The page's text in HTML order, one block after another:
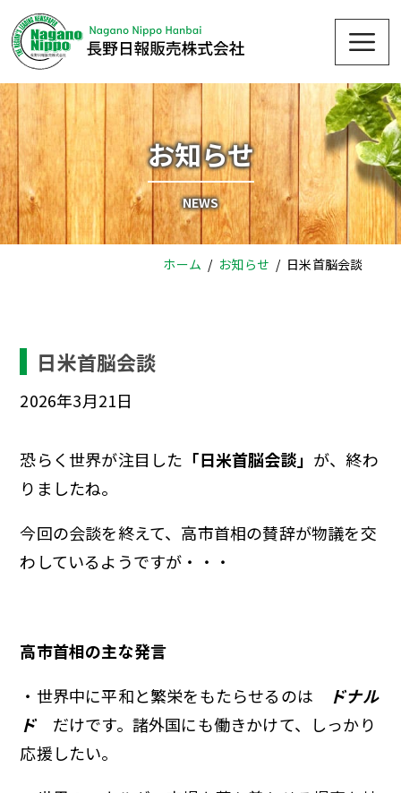
Skip
to
content
お知らせ
NEWS
ホーム お知らせ 日米首脳会談
日米首脳会談
2026年3月21日
恐らく世界が注目した 「日米首脳会談」 が、終わ
りましたね。
今回の会談を終えて、高市首相の賛辞が物議を交
わしているようですが・・・
高市首相の主な発言
・世界中に平和と繁栄をもたらせるのは
ドナル
ドだけです。諸外国にも働きかけて、しっかり
応援したい。